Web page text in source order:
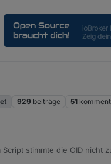
929 beiträge 51
stimmte die OID nicht